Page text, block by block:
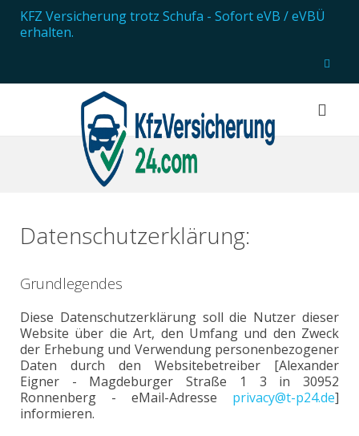
KFZ Versicherung trotz Schufa - Sofort eVB / eVBÜ
erhalten.
Datenschutzerklärung:
Grundlegendes
Diese Datenschutzerklärung soll die Nutzer dieser
Website über die Art, den Umfang und den Zweck
der Erhebung und Verwendung personenbezogener
Daten durch den Websitebetreiber [Alexander
Eigner - Magdeburger Straße 1 3 in 30952
Ronnenberg - eMail-Adresse privacy@t-p24.de]
informieren.